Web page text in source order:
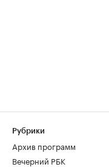
Рубрики
Архив программ
Вечерний РБК